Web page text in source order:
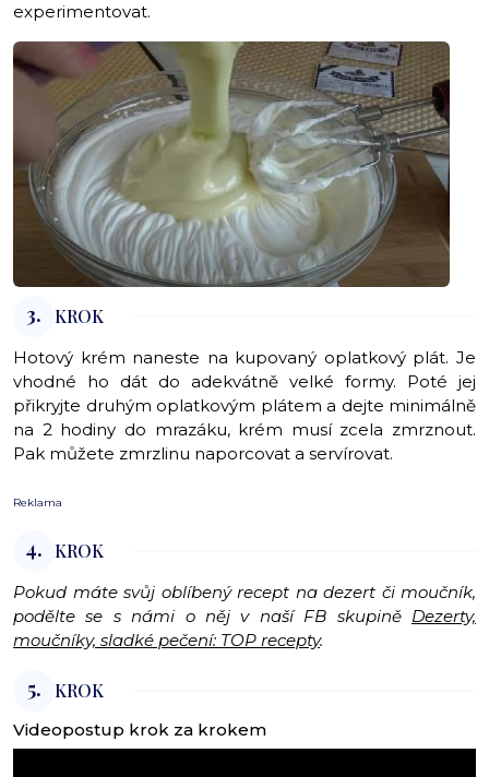
experimentovat.
3. KROK
Hotový krém naneste na kupovaný oplatkový plát. Je
vhodné ho dát do adekvátně velké formy. Poté jej
přikryjte druhým oplatkovým plátem a dejte minimálně
na 2 hodiny do mrazáku, krém musí zcela zmrznout.
Pak můžete zmrzlinu naporcovat a servírovat.
Reklama
4. KROK
Pokud máte svůj oblíbený recept na dezert či moučník,
podělte se s námi o něj v naší FB skupině Dezerty,
moučníky, sladké pečení: TOP recepty.
5. KROK
Videopostup krok za krokem